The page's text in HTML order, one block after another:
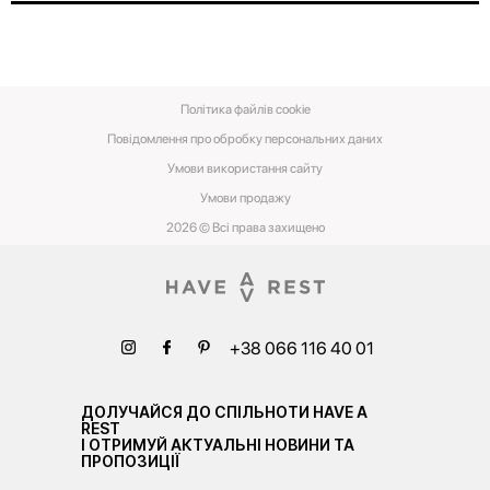
2026 © Всі права захищено
Повідомлення про обробку персональних даних
Умови використання сайту
Умови‌ ‌продажу‌
Політика файлів cookie
+38 066 116 40 01
ДОЛУЧАЙСЯ ДО СПІЛЬНОТИ HAVE A
REST
І ОТРИМУЙ АКТУАЛЬНІ НОВИНИ ТА
ПРОПОЗИЦІЇ